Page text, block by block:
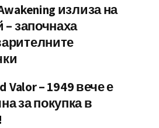
излиза на
– започнаха
Valor – 1949 вече е
за покупка в